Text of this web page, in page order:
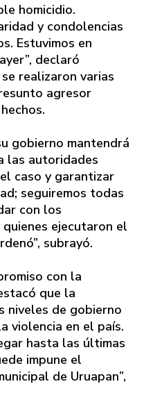
homicidio.
y condolencias
Estuvimos en
declaró
realizaron varias
agresor
gobierno mantendrá
las autoridades
caso y garantizar
seguiremos todas
con los
ejecutaron el
subrayó.
con la
que la
niveles de gobierno
violencia en el país.
hasta las últimas
impune el
de Uruapan”,